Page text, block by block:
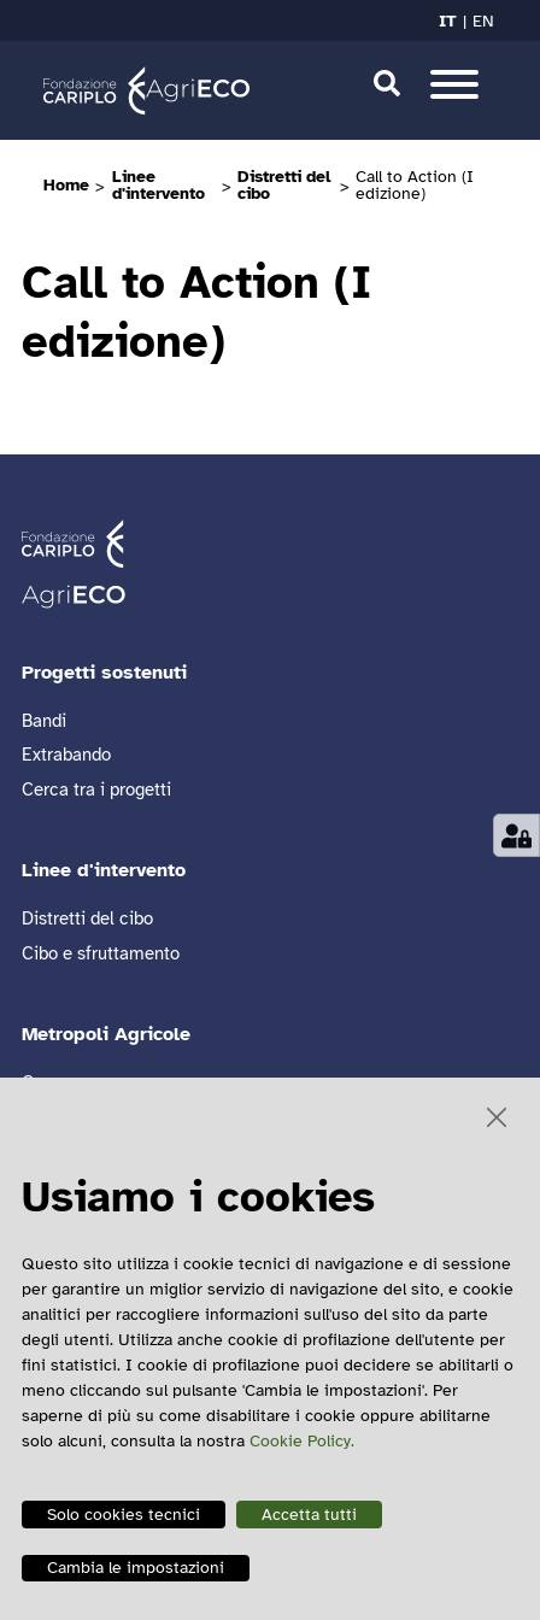
IT EN
Home > Linee
d'intervento
> Distretti del
cibo
> Call to Action (I
edizione)
Call to Action (I
edizione)
Progetti sostenuti
Bandi
Extrabando
Cerca tra i progetti
Linee d'intervento
Distretti del cibo
Cibo e sfruttamento
Metropoli Agricole
Convegno
Matteo Barbato
Contatto Email
Impostazioni cookie
Mappa del sito
Usiamo i cookies
Questo sito utilizza i cookie tecnici di navigazione e di sessione
per garantire un miglior servizio di navigazione del sito, e cookie
analitici per raccogliere informazioni sull'uso del sito da parte
degli utenti. Utilizza anche cookie di profilazione dell'utente per
fini statistici. I cookie di profilazione puoi decidere se abilitarli o
meno cliccando sul pulsante 'Cambia le impostazioni'. Per
saperne di più su come disabilitare i cookie oppure abilitarne
solo alcuni, consulta la nostra Cookie Policy.
Solo cookies tecnici Accetta tutti
Cambia le impostazioni